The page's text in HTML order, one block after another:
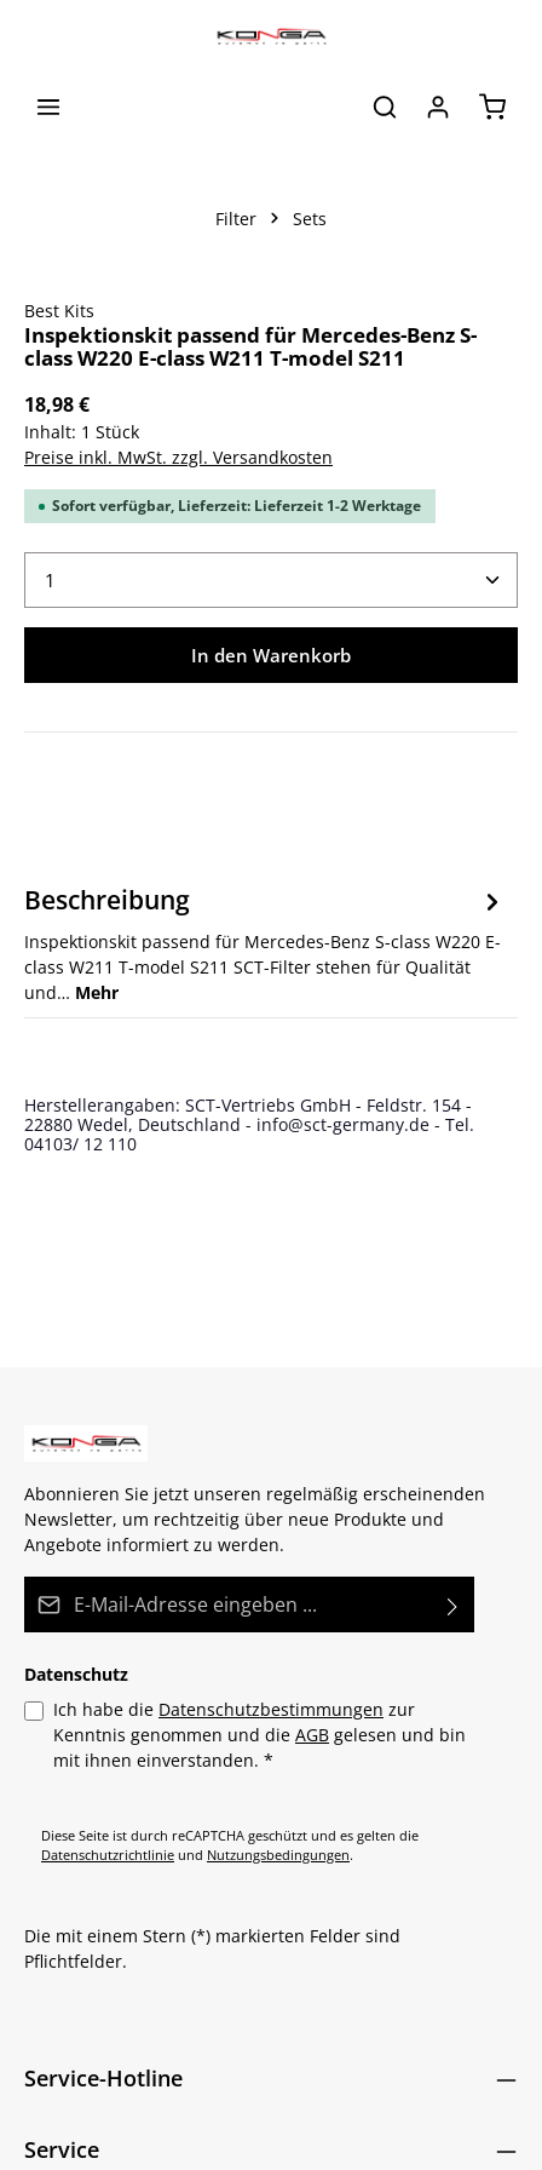
Filter Sets
Best Kits
Inspektionskit passend für Mercedes-Benz S-
class W220 E-class W211 T-model S211
18,98 €
Inhalt: 1 Stück
Preise inkl. MwSt. zzgl. Versandkosten
Sofort verfügbar, Lieferzeit: Lieferzeit 1-2 Werktage
Produkt Anzahl: Gib den gewünschten Wert ein
In den Warenkorb
Beschreibung
Inspektionskit passend für Mercedes-Benz S-class W220 E-
class W211 T-model S211 SCT-Filter stehen für Qualität
und… Mehr
Herstellerangaben: SCT-Vertriebs GmbH - Feldstr. 154 -
22880 Wedel, Deutschland - info@sct-germany.de - Tel.
04103/ 12 110
Abonnieren Sie jetzt unseren regelmäßig erscheinenden
Newsletter, um rechtzeitig über neue Produkte und
Angebote informiert zu werden.
Datenschutz
Ich habe die Datenschutzbestimmungen zur
Kenntnis genommen und die AGB gelesen und bin
mit ihnen einverstanden. *
Diese Seite ist durch reCAPTCHA geschützt und es gelten die
Datenschutzrichtlinie und Nutzungsbedingungen.
Die mit einem Stern (*) markierten Felder sind
Pflichtfelder.
Service-Hotline
Service